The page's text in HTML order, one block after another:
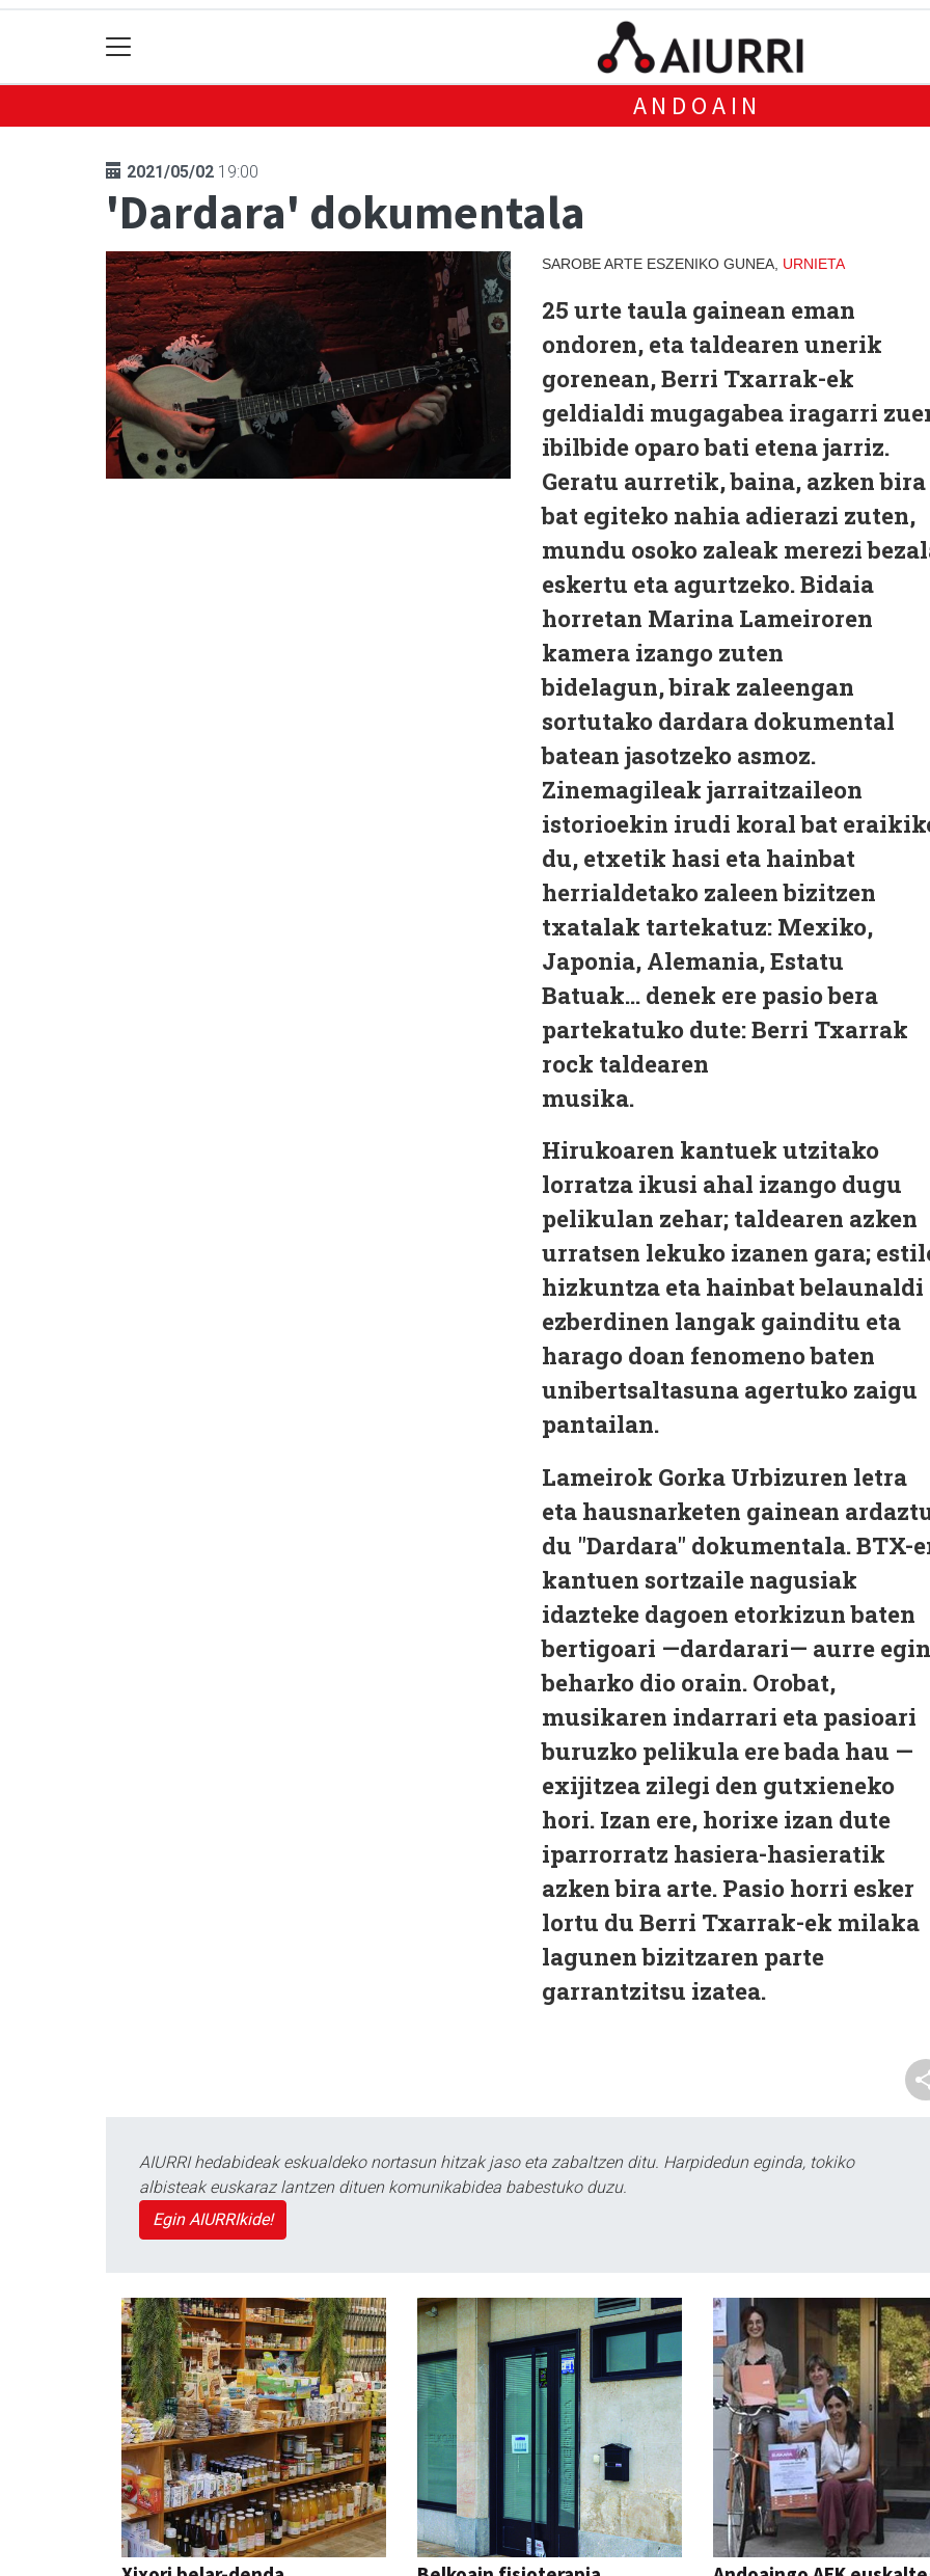
ANDOAIN
2021/05/02 19:00
'Dardara' dokumentala
SAROBE ARTE ESZENIKO GUNEA, URNIETA
25 urte taula gainean eman
ondoren, eta taldearen unerik
gorenean, Berri Txarrak-ek
geldialdi mugagabea iragarri
ibilbide oparo bati etena jarriz.
Geratu aurretik, baina, azken bira
bat egiteko nahia adierazi zuten,
mundu osoko zaleak merezi
eskertu eta agurtzeko. Bidaia
horretan Marina Lameiroren
kamera izango zuten
bidelagun, birak zaleengan
sortutako dardara dokumental
batean jasotzeko asmoz.
Zinemagileak jarraitzaileon
istorioekin irudi koral bat
du, etxetik hasi eta hainbat
herrialdetako zaleen bizitzen
txatalak tartekatuz: Mexiko,
Japonia, Alemania, Estatu
Batuak... denek ere pasio bera
partekatuko dute: Berri Txarrak
rock taldearen
musika.
Hirukoaren kantuek utzitako
lorratza ikusi ahal izango dugu
pelikulan zehar; taldearen azken
urratsen lekuko izanen gara;
hizkuntza eta hainbat belaunaldi
ezberdinen langak gainditu eta
harago doan fenomeno baten
unibertsaltasuna agertuko zaigu
pantailan.
Lameirok Gorka Urbizuren letra
eta hausnarketen gainean
du "Dardara" dokumentala. BTX-
kantuen sortzaile nagusiak
idazteke dagoen etorkizun baten
bertigoari —dardarari— aurre egin
beharko dio orain. Orobat,
musikaren indarrari eta pasioari
buruzko pelikula ere bada hau —
exijitzea zilegi den gutxieneko
hori. Izan ere, horixe izan dute
iparrorratz hasiera-hasieratik
azken bira arte. Pasio horri esker
lortu du Berri Txarrak-ek milaka
lagunen bizitzaren parte
garrantzitsu izatea.
AIURRI hedabideak eskualdeko nortasun hitzak jaso eta zabaltzen ditu. Harpidedun eginda, tokiko
albisteak euskaraz lantzen dituen komunikabidea babestuko duzu.
Egin AIURRIkide!